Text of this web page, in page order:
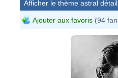
Afficher le thème astral
Ajouter aux favoris (94